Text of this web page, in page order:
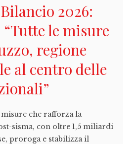
2026:
le misure
regione
al centro delle
che rafforza la
sisma, con oltre 1,5 miliardi
proroga e stabilizza il